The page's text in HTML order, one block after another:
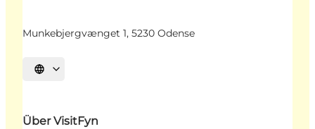
Munkebjergvænget 1, 5230 Odense
Sprache auswählen
Über VisitFyn